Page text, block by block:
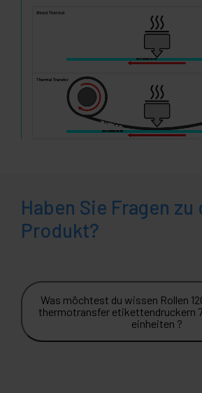
Haben Sie Fragen zu
Produkt?
Was möchtest du wissen Rollen
thermotransfer etikettendruckern
einheiten ?